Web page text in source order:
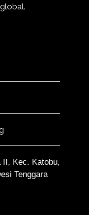
Kec. Katobu,
Tenggara